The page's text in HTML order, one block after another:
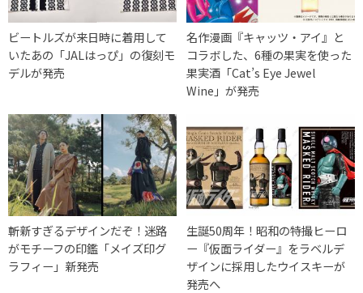
ビートルズが来日時に着用して
いたあの「JALはっぴ」の復刻モ
デルが発売
名作漫画『キャッツ・アイ』と
コラボした、6種の果実を使った
果実酒「Cat’s Eye Jewel
Wine」が発売
斬新すぎるデザインだぞ！迷路
がモチーフの印鑑「メイズ印グ
ラフィー」新発売
生誕50周年！昭和の特撮ヒーロ
ー『仮面ライダー』をラベルデ
ザインに採用したウイスキーが
発売へ